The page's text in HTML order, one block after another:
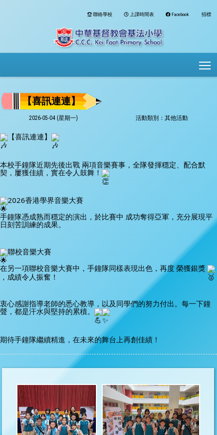
聯絡學校 上課時間表 Facebook 招標
【喜訊連連】
2026-05-04 (星期一) 活動類別：其他活動
【喜訊連連】
本校手鐘隊近期先後出戰 兩項音樂賽事，全隊發揮穩定、配合默
契，屢獲佳績，實在令人鼓舞！
2026香港學界音樂大賽
手鐘隊憑成熟而穩定的演出，於比賽中 成功奪得亞軍，充分展現平
日刻苦訓練的成果。
聯校音樂大賽
在另一項聯校音樂大賽中，手鐘隊同樣表現出色，再度 榮獲銀獎
，成績令人振奮！
衷心感謝指導老師的悉心教導，以及同學們的努力付出。每一下鐘
聲，都是汗水與堅持的累積。
期待手鐘隊繼續精進，在未來的舞台上再創佳績！